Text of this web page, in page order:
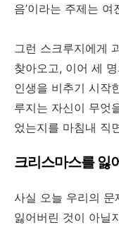
음’이라는 주제는
그런 스크루지에게
찾아오고, 이어 세
인생을 비추기 시작
루지는 자신이 무엇
었는지를 마침내 직
크리스마스를 잃
사실 오늘 우리의 문
잃어버린 것이 아닐